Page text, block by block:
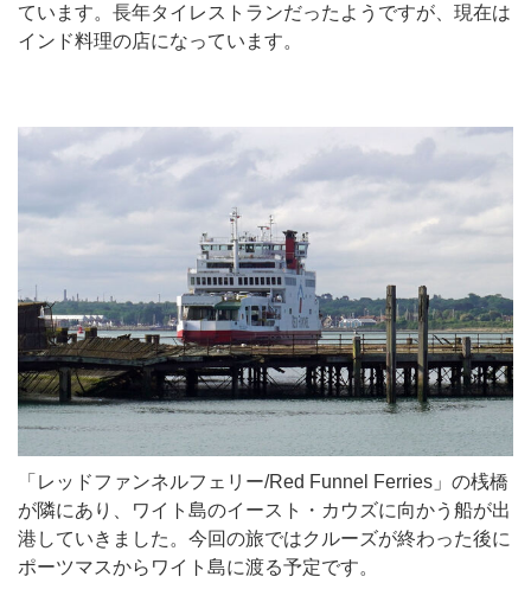
ています。長年タイレストランだったようですが、現在は
インド料理の店になっています。
「レッドファンネルフェリー/Red Funnel Ferries」の桟橋
が隣にあり、ワイト島のイースト・カウズに向かう船が出
港していきました。今回の旅ではクルーズが終わった後に
ポーツマスからワイト島に渡る予定です。